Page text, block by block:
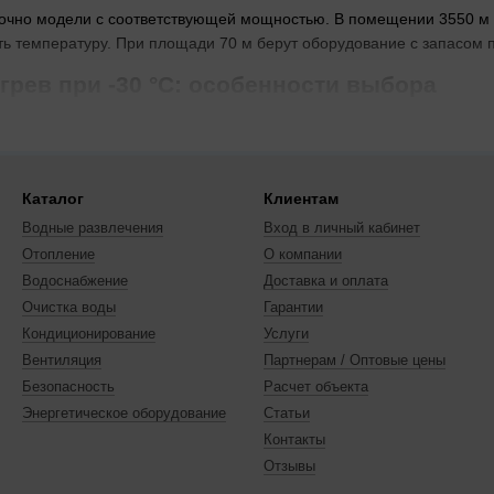
модели с соответствующей мощностью. В помещении 3550
температуру. При площади 70 м берут оборудование с запасом
современных интерьерах, где белый блок выглядит слишком
и Gree для дизайнерских
расширенный набор функций: ионизацию, I-Feel и
при более простой комплектации. В помещениях, где
70 м или объект промышленный, эта категория не подходит —
в золотом цвете рассматривают обычные бытовые модели с
Каталог
Водные развлечения
Отопление
Водоснабжение
Очистка воды
Кондиционирование
Вентиляция
Безопасность
Энергетическое оборудование
Клиентам
Вход в личный кабинет
О компании
Доставка и оплата
Гарантии
Услуги
Партнерам / Оптовые цены
Расчет объекта
Статьи
Контакты
Отзывы